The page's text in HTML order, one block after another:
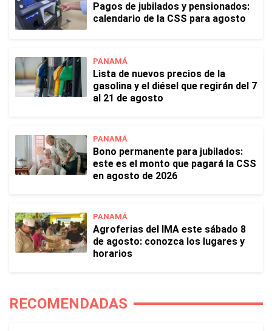
Pagos de jubilados y pensionados:
calendario de la CSS para agosto
PANAMÁ
Lista de nuevos precios de la
gasolina y el diésel que regirán del 7
al 21 de agosto
PANAMÁ
Bono permanente para jubilados:
este es el monto que pagará la CSS
en agosto de 2026
PANAMÁ
Agroferias del IMA este sábado 8
de agosto: conozca los lugares y
horarios
RECOMENDADAS